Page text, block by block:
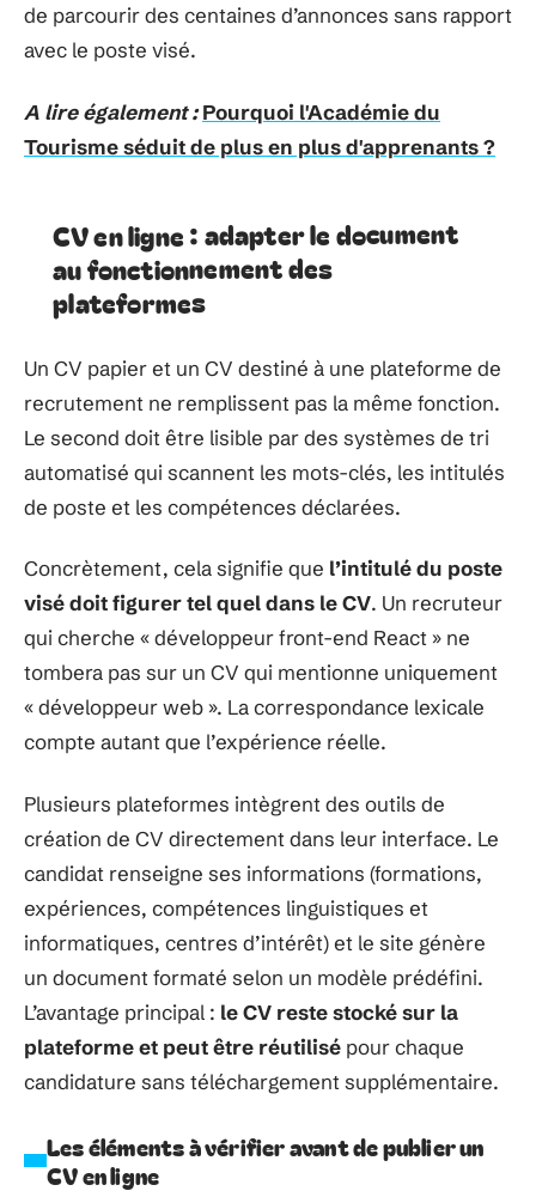
de parcourir des centaines d’annonces sans rapport
avec le poste visé.
A lire également : Pourquoi l'Académie du
Tourisme séduit de plus en plus d'apprenants ?
CV en ligne : adapter le document
au fonctionnement des
plateformes
Un CV papier et un CV destiné à une plateforme de
recrutement ne remplissent pas la même fonction.
Le second doit être lisible par des systèmes de tri
automatisé qui scannent les mots-clés, les intitulés
de poste et les compétences déclarées.
Concrètement, cela signifie que l’intitulé du poste
visé doit figurer tel quel dans le CV. Un recruteur
qui cherche « développeur front-end React » ne
tombera pas sur un CV qui mentionne uniquement
« développeur web ». La correspondance lexicale
compte autant que l’expérience réelle.
Plusieurs plateformes intègrent des outils de
création de CV directement dans leur interface. Le
candidat renseigne ses informations (formations,
expériences, compétences linguistiques et
informatiques, centres d’intérêt) et le site génère
un document formaté selon un modèle prédéfini.
L’avantage principal : le CV reste stocké sur la
plateforme et peut être réutilisé pour chaque
candidature sans téléchargement supplémentaire.
Les éléments à vérifier avant de publier un
CV en ligne